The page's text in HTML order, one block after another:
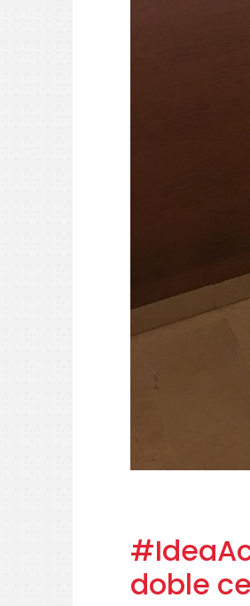
doble